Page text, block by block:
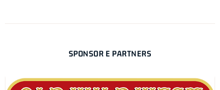
SPONSOR E PARTNERS